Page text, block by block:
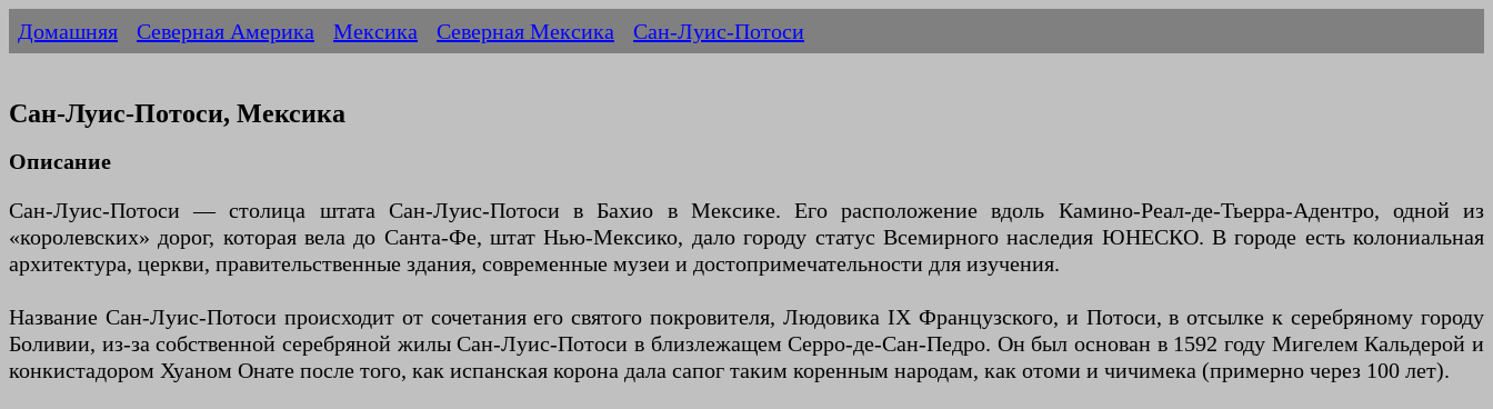
Домашняя Северная Америка Мексика Северная Мексика Сан-Луис-Потоси
Сан-Луис-Потоси, Мексика
Описание
Сан-Луис-Потоси — столица штата Сан-Луис-Потоси в Бахио в Мексике. Его расположение вдоль Камино-Реал-де-Тьерра-Адентро, одной из
«королевских» дорог, которая вела до Санта-Фе, штат Нью-Мексико, дало городу статус Всемирного наследия ЮНЕСКО. В городе есть колониальная
архитектура, церкви, правительственные здания, современные музеи и достопримечательности для изучения.
Название Сан-Луис-Потоси происходит от сочетания его святого покровителя, Людовика IX Французского, и Потоси, в отсылке к серебряному городу
Боливии, из-за собственной серебряной жилы Сан-Луис-Потоси в близлежащем Серро-де-Сан-Педро. Он был основан в 1592 году Мигелем Кальдерой и
конкистадором Хуаном Онате после того, как испанская корона дала сапог таким коренным народам, как отоми и чичимека (примерно через 100 лет).